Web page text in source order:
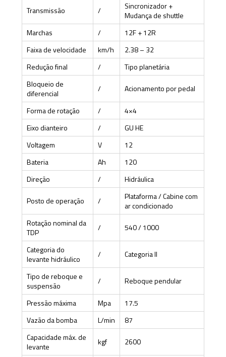
Transmissão /
Sincronizador +
Mudança de shuttle
Marchas
/
12F + 12R
Faixa de velocidade
km/h
2.38 – 32
Redução final
/
Tipo planetária
Bloqueio de
diferencial
/ Acionamento por pedal
Forma de rotação /
4×4
Eixo dianteiro
/
GU HE
Voltagem
V
12
Bateria
Ah
120
Direção
/ Hidráulica
Posto de operação /
Plataforma / Cabine com
ar condicionado
Rotação nominal da
TDP
/ 540 / 1000
Categoria do
levante hidráulico
/ Categoria II
Tipo de reboque e
suspensão
/ Reboque pendular
Pressão máxima Mpa
17.5
Vazão da bomba
L/min
87
Capacidade máx. de
levante
kgf 2600